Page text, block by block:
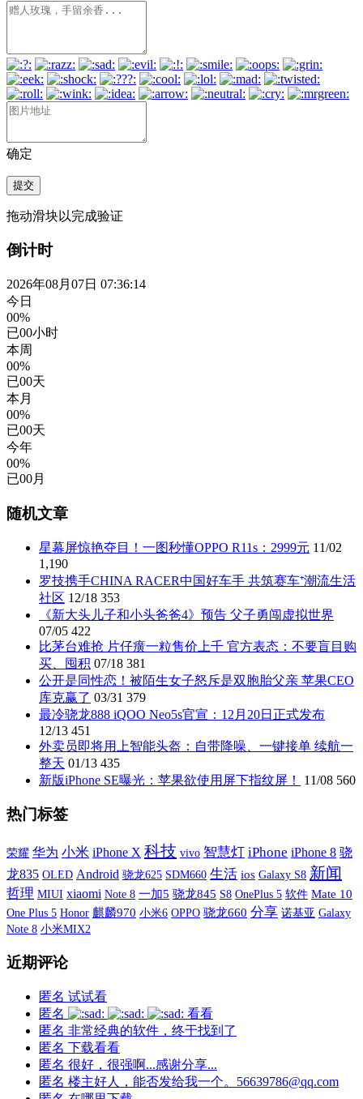
确定
提交
拖动滑块以完成验证
倒计时
2026年08月07日 07:36:14
今日
00%
已00小时
本周
00%
已00天
本月
00%
已00天
今年
00%
已00月
随机文章
星幕屏惊艳夺目！一图秒懂OPPO R11s：2999元 11/02
1,190
罗技携手CHINA RACER中国好车手 共筑赛车⁺潮流生活
社区 12/18 353
《新大头儿子和小头爸爸4》预告 父子勇闯虚拟世界
07/05 422
比茅台难抢 片仔癀一粒售价上千 官方表态：不要盲目购
买、囤积 07/18 381
公开是同性恋！被陌生女子怒斥是双胞胎父亲 苹果CEO
库克赢了 03/31 379
最冷骁龙888 iQOO Neo5s官宣：12月20日正式发布
12/13 451
外卖员即将用上智能头盔：自带降噪、一键接单 续航一
整天 01/13 435
新版iPhone SE曝光：苹果欲使用屏下指纹屏！
11/08 560
热门标签
荣耀 华为 小米 iPhone X 科技 vivo 智慧灯 iPhone iPhone 8 骁
龙835 OLED Android 骁龙625 SDM660 生活 ios Galaxy S8 新闻
哲理 MIUI xiaomi Note 8 一加5 骁龙845 S8 OnePlus 5 软件 Mate 10
One Plus 5 Honor 麒麟970 小米6 OPPO 骁龙660 分享 诺基亚 Galaxy
Note 8 小米MIX2
近期评论
匿名 试试看
匿名
看看
匿名 非常经典的软件，终于找到了
匿名 下载看看
匿名 很好，很强啊...感谢分享...
匿名 楼主好人，能否发给我一个。56639786@qq.com